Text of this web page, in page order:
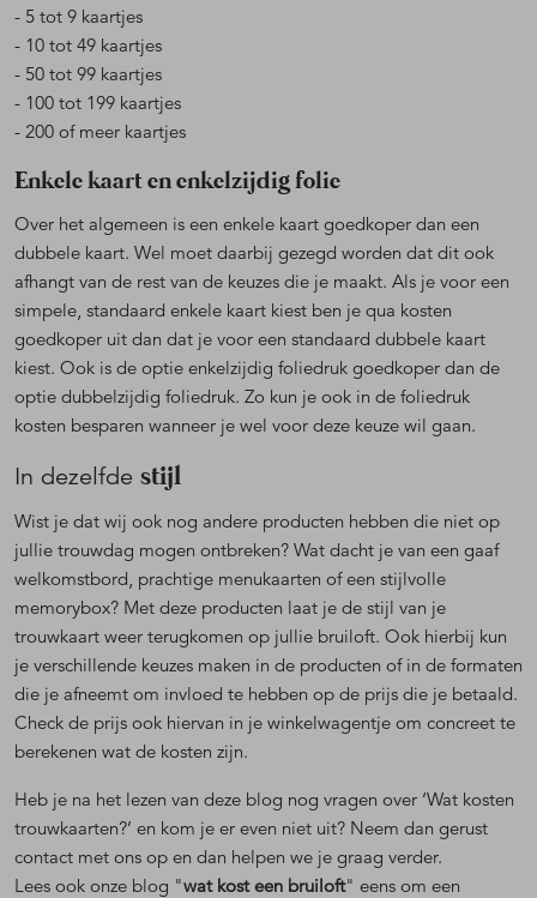
- 5 tot 9 kaartjes
- 10 tot 49 kaartjes
- 50 tot 99 kaartjes
- 100 tot 199 kaartjes
- 200 of meer kaartjes
Enkele kaart en enkelzijdig folie
Over het algemeen is een enkele kaart goedkoper dan een
dubbele kaart. Wel moet daarbij gezegd worden dat dit ook
afhangt van de rest van de keuzes die je maakt. Als je voor een
simpele, standaard enkele kaart kiest ben je qua kosten
goedkoper uit dan dat je voor een standaard dubbele kaart
kiest. Ook is de optie enkelzijdig foliedruk goedkoper dan de
optie dubbelzijdig foliedruk. Zo kun je ook in de foliedruk
kosten besparen wanneer je wel voor deze keuze wil gaan.
In dezelfde stijl
Wist je dat wij ook nog andere producten hebben die niet op
jullie trouwdag mogen ontbreken? Wat dacht je van een gaaf
welkomstbord, prachtige menukaarten of een stijlvolle
memorybox? Met deze producten laat je de stijl van je
trouwkaart weer terugkomen op jullie bruiloft. Ook hierbij kun
je verschillende keuzes maken in de producten of in de formaten
die je afneemt om invloed te hebben op de prijs die je betaald.
Check de prijs ook hiervan in je winkelwagentje om concreet te
berekenen wat de kosten zijn.
Heb je na het lezen van deze blog nog vragen over ‘Wat kosten
trouwkaarten?’ en kom je er even niet uit? Neem dan gerust
contact met ons op en dan helpen we je graag verder.
Lees ook onze blog "wat kost een bruiloft" eens om een